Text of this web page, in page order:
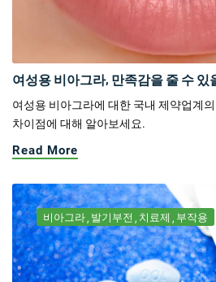
여성용 비아그라, 만족감을 줄 수 있
여성용 비아그라에 대한 국내 제약업계
차이점에 대해 알아보세요.
Read More
비아그라 발기부전 치료제 부작용